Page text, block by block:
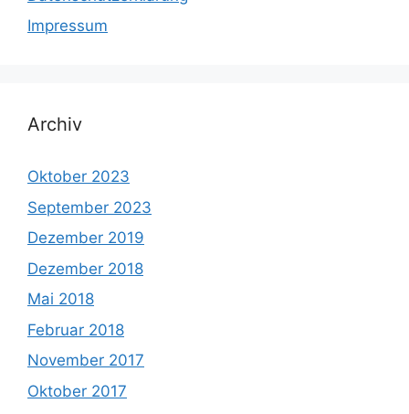
Impressum
Archiv
Oktober 2023
September 2023
Dezember 2019
Dezember 2018
Mai 2018
Februar 2018
November 2017
Oktober 2017